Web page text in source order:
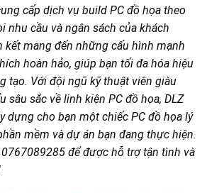
cấp dịch vụ build PC đồ họa theo
nhu cầu và ngân sách của khách
kết mang đến những cấu hình mạnh
hoàn hảo, giúp bạn tối đa hóa hiệu
tạo. Với đội ngũ kỹ thuật viên giàu
sâu sắc về linh kiện PC đồ họa, DLZ
dựng cho bạn một chiếc PC đồ họa lý
mềm và dự án bạn đang thực hiện.
để được hỗ trợ tận tình và